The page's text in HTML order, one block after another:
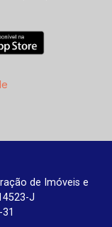
de Imóveis e
J